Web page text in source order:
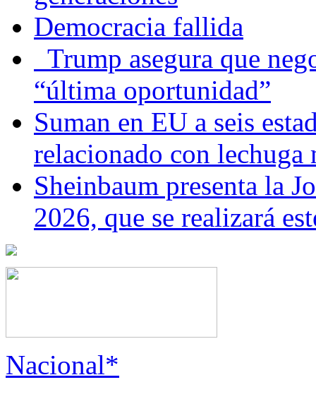
Democracia fallida
Trump asegura que
“última oportunidad”
Suman en EU a seis
relacionado con lechuga
Sheinbaum presenta la
2026, que se realizará
Nacional*